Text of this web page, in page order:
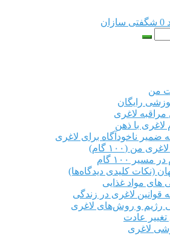
شگفتی سازان
من
رایگان
مراقبه لاغری
ضمیر ناخودآگاه برای لاغری
من (۱۰۰ گام)
مسیر ۱۰۰ گام
(نکات کلیدی دیدگاه‌ها)
های مواد غذایی
قوانین لاغری در زندگی
رژیم‌ و روش‌های لاغری
عادت
لاغری